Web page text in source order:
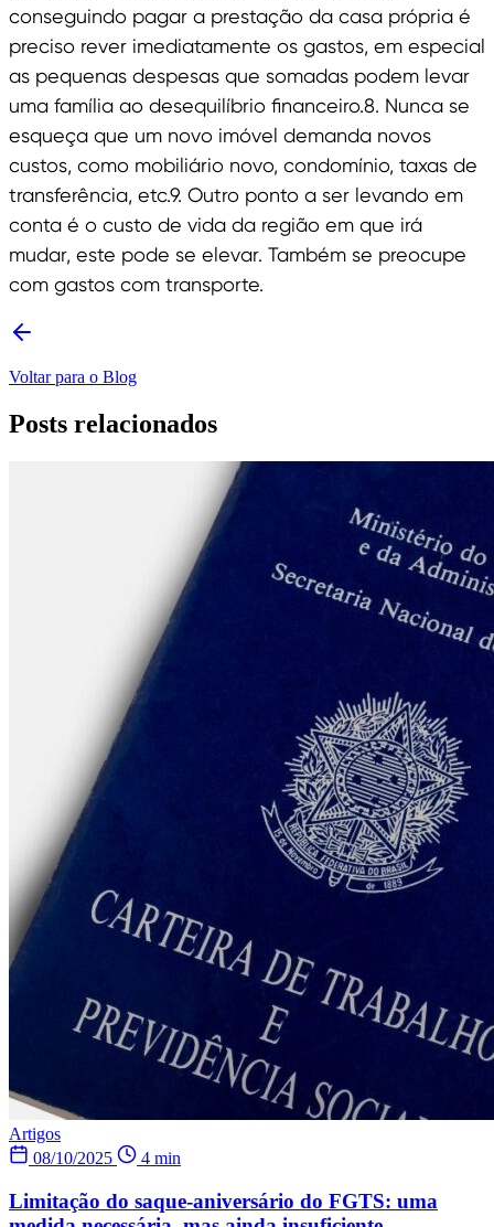
conseguindo pagar a prestação da casa própria é
preciso rever imediatamente os gastos, em especial
as pequenas despesas que somadas podem levar
uma família ao desequilíbrio financeiro.8. Nunca se
esqueça que um novo imóvel demanda novos
custos, como mobiliário novo, condomínio, taxas de
transferência, etc.9. Outro ponto a ser levando em
conta é o custo de vida da região em que irá
mudar, este pode se elevar. Também se preocupe
com gastos com transporte.
Voltar para o Blog
Posts relacionados
Artigos
08/10/2025
4 min
Limitação do saque-aniversário do FGTS: uma